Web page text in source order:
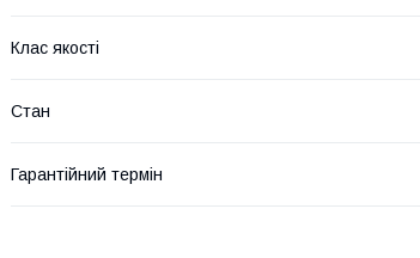
Клас якості
Стан
Гарантійний термін